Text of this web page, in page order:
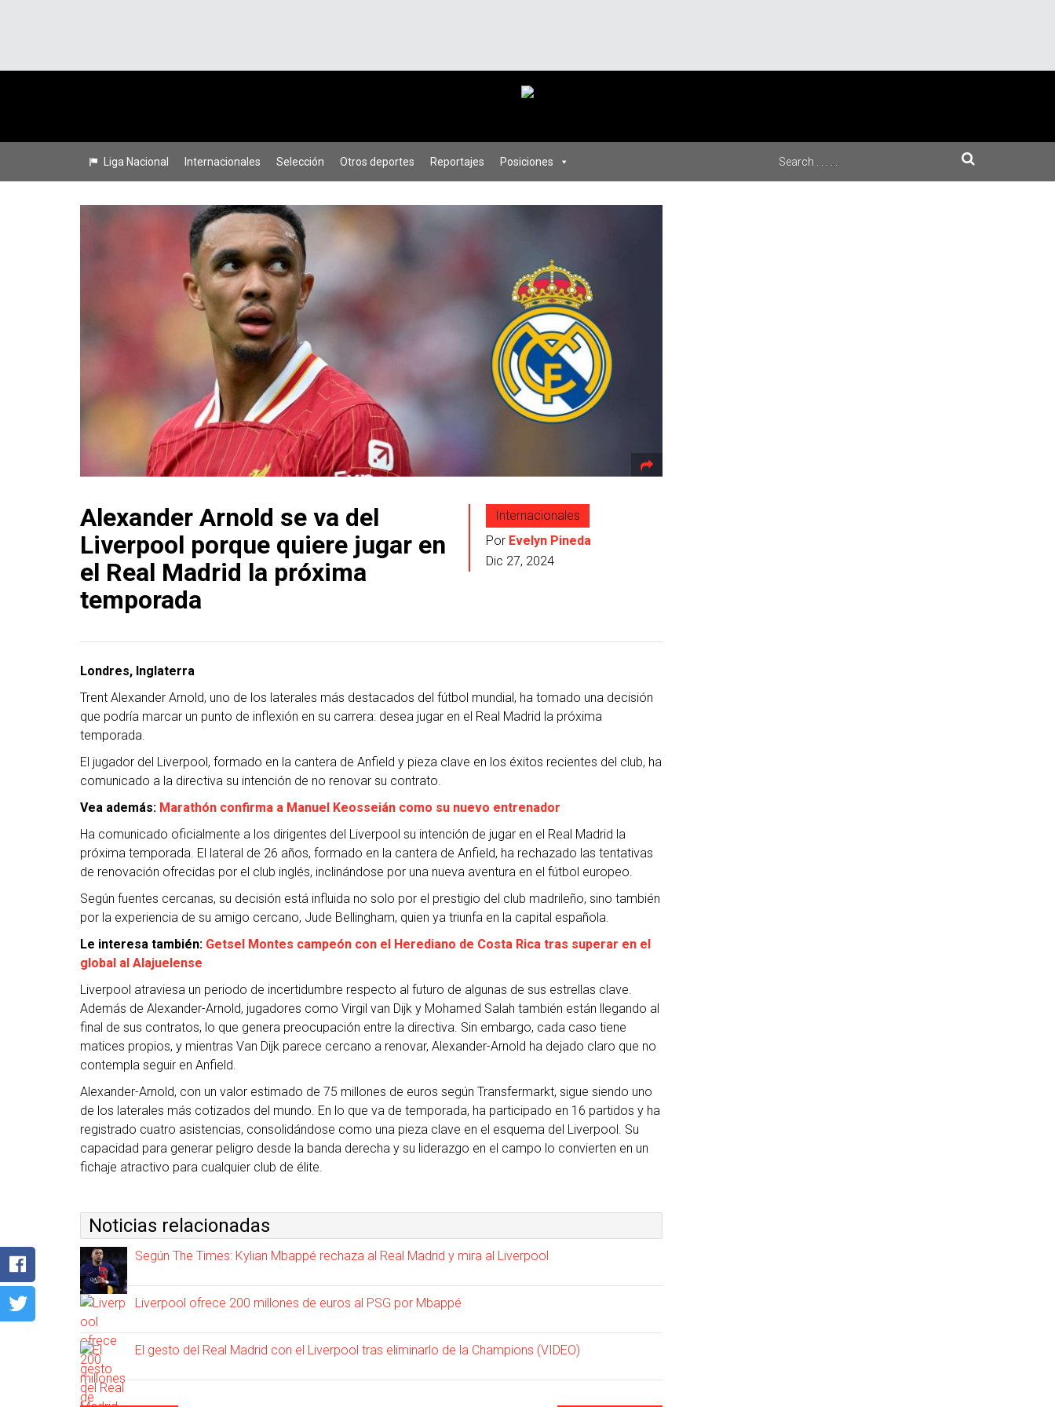
Liga Nacional Internacionales Selección Otros deportes Reportajes Posiciones
Alexander Arnold se va del
Liverpool porque quiere jugar en
el Real Madrid la próxima
temporada
Internacionales
Por Evelyn Pineda
Dic 27, 2024
Londres, Inglaterra
Trent Alexander Arnold, uno de los laterales más destacados del fútbol mundial, ha tomado una decisión
que podría marcar un punto de inflexión en su carrera: desea jugar en el Real Madrid la próxima
temporada.
El jugador del Liverpool, formado en la cantera de Anfield y pieza clave en los éxitos recientes del club, ha
comunicado a la directiva su intención de no renovar su contrato.
Vea además: Marathón confirma a Manuel Keosseián como su nuevo entrenador
Ha comunicado oficialmente a los dirigentes del Liverpool su intención de jugar en el Real Madrid la
próxima temporada. El lateral de 26 años, formado en la cantera de Anfield, ha rechazado las tentativas
de renovación ofrecidas por el club inglés, inclinándose por una nueva aventura en el fútbol europeo.
Según fuentes cercanas, su decisión está influida no solo por el prestigio del club madrileño, sino también
por la experiencia de su amigo cercano, Jude Bellingham, quien ya triunfa en la capital española.
Le interesa también: Getsel Montes campeón con el Herediano de Costa Rica tras superar en el
global al Alajuelense
Liverpool atraviesa un periodo de incertidumbre respecto al futuro de algunas de sus estrellas clave.
Además de Alexander-Arnold, jugadores como Virgil van Dijk y Mohamed Salah también están llegando al
final de sus contratos, lo que genera preocupación entre la directiva. Sin embargo, cada caso tiene
matices propios, y mientras Van Dijk parece cercano a renovar, Alexander-Arnold ha dejado claro que no
contempla seguir en Anfield.
Alexander-Arnold, con un valor estimado de 75 millones de euros según Transfermarkt, sigue siendo uno
de los laterales más cotizados del mundo. En lo que va de temporada, ha participado en 16 partidos y ha
registrado cuatro asistencias, consolidándose como una pieza clave en el esquema del Liverpool. Su
capacidad para generar peligro desde la banda derecha y su liderazgo en el campo lo convierten en un
fichaje atractivo para cualquier club de élite.
Noticias relacionadas
Según The Times: Kylian Mbappé rechaza al Real Madrid y mira al Liverpool
Liverpool ofrece 200 millones de euros al PSG por Mbappé
El gesto del Real Madrid con el Liverpool tras eliminarlo de la Champions (VIDEO)